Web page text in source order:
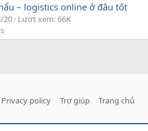
– logistics online ở đâu tốt
20 Lượt xem: 66K
Privacy policy Trợ giúp Trang chủ